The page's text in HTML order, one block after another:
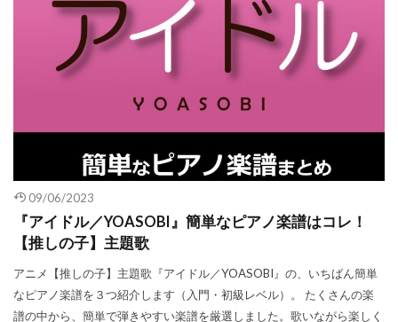
09/06/2023
『アイドル／YOASOBI』簡単なピアノ楽譜はコレ！
【推しの子】主題歌
アニメ【推しの子】主題歌『アイドル／YOASOBI』の、いちばん簡単
なピアノ楽譜を３つ紹介します（入門・初級レベル）。 たくさんの楽
譜の中から、簡単で弾きやすい楽譜を厳選しました。歌いながら楽しく